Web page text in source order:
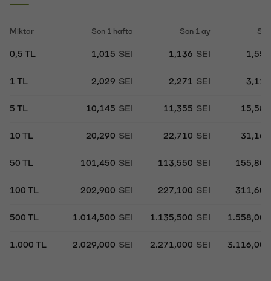
Miktar Son 1 hafta Son 1 ay
0,5 TL 1,015 SEI 1,136 SEI
1 TL 2,029 SEI 2,271 SEI
5 TL 10,145 SEI 11,355 SEI
10 TL 20,290 SEI 22,710 SEI
50 TL 101,450 SEI 113,550 SEI
100 TL 202,900 SEI 227,100 SEI
500 TL 1.014,500 SEI 1.135,500 SEI
1.000 TL 2.029,000 SEI 2.271,000 SEI